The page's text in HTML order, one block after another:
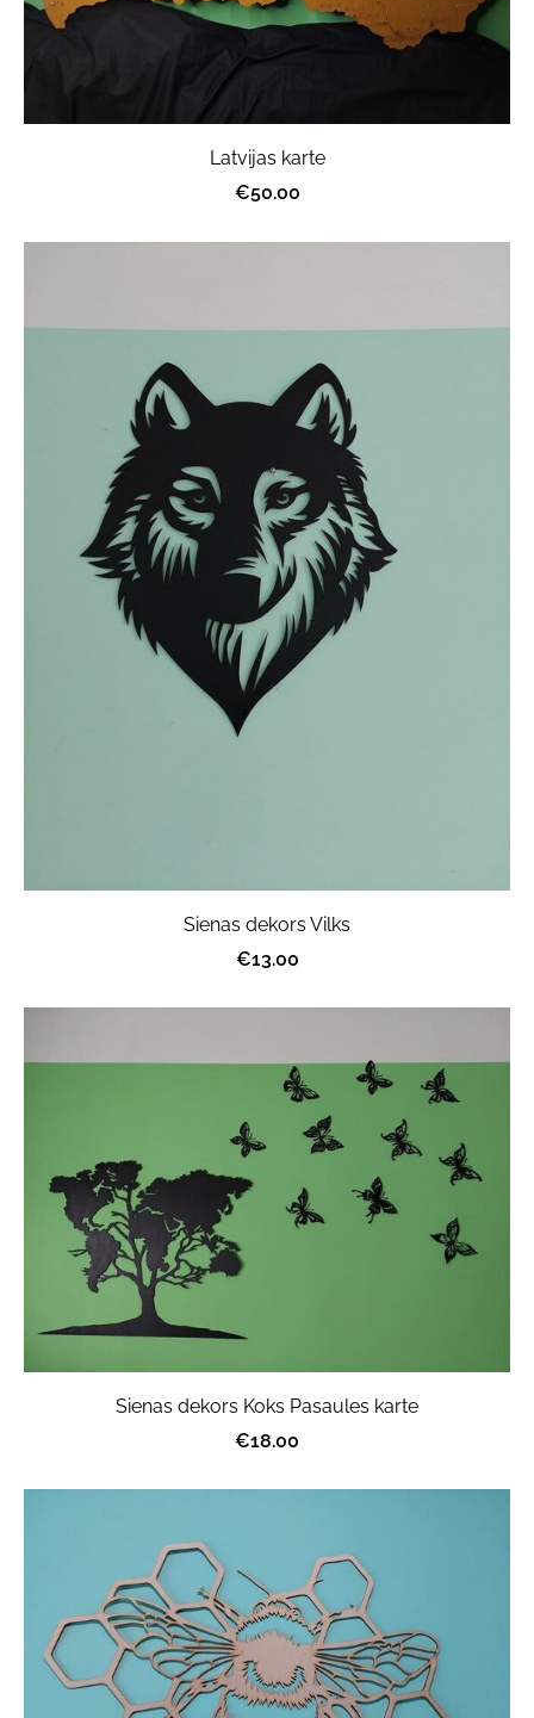
Latvijas karte
€50.00
Sienas dekors Vilks
€13.00
Sienas dekors Koks Pasaules karte
€18.00